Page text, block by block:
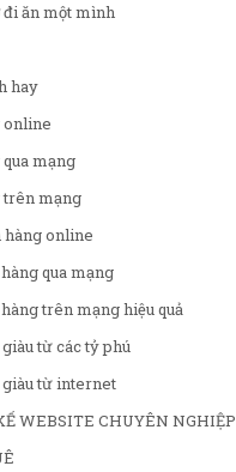
ăn một mình
hay
online
mạng
trên mạng
hàng online
qua mạng
trên mạng hiệu quả
từ các tỷ phú
từ internet
WEBSITE CHUYÊN NGHIỆP